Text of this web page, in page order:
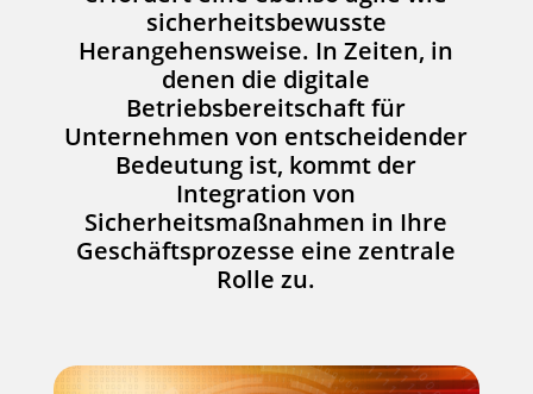
sicherheitsbewusste
Herangehensweise. In Zeiten, in
denen die digitale
Betriebsbereitschaft für
Unternehmen von entscheidender
Bedeutung ist, kommt der
Integration von
Sicherheitsmaßnahmen in Ihre
Geschäftsprozesse eine zentrale
Rolle zu.